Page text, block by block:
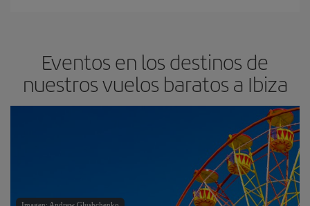
Eventos en los destinos de
nuestros vuelos baratos a Ibiza